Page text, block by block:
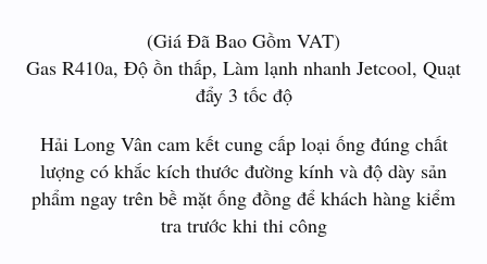
(Giá Đã Bao Gồm VAT)
Gas R410a, Độ ồn thấp, Làm lạnh nhanh Jetcool, Quạt
đẩy 3 tốc độ
Hải Long Vân cam kết cung cấp loại ống đúng chất
lượng có khắc kích thước đường kính và độ dày sản
phẩm ngay trên bề mặt ống đồng để khách hàng kiểm
tra trước khi thi công